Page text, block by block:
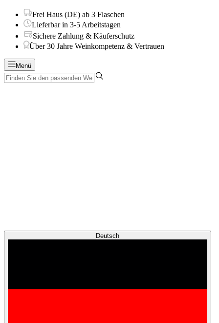
Frei Haus (DE) ab 3 Flaschen
Lieferbar in 3-5 Arbeitstagen
Sichere Zahlung & Käuferschutz
Über 30 Jahre Weinkompetenz & Vertrauen
Menü
Deutsch